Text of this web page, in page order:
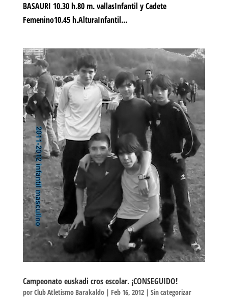
BASAURI 10.30 h.80 m. vallasInfantil y Cadete
Femenino10.45 h.AlturaInfantil...
Campeonato euskadi cros escolar. ¡CONSEGUIDO!
porClub Atletismo Barakaldo| Feb 16, 2012| Sin categorizar